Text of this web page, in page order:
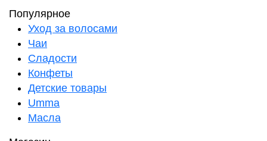
Популярное
Уход за волосами
Чаи
Сладости
Конфеты
Детские товары
Umma
Масла